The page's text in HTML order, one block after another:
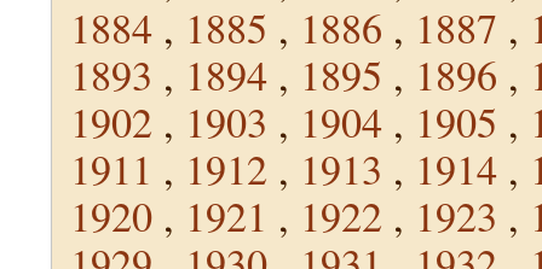
1884 , 1885 , 1886 , 1887 ,
1893 , 1894 , 1895 , 1896 ,
1902 , 1903 , 1904 , 1905 ,
1911 , 1912 , 1913 , 1914 ,
1920 , 1921 , 1922 , 1923 ,